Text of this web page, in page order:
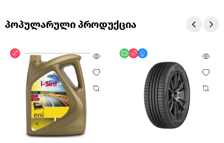
პოპულარული პროდუქცია
ფასდაკლება უფასო მიწოდება
ფასდაკლება